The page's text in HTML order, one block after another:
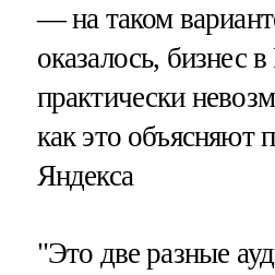
— на таком
оказалось, бизнес
практически
как это объясняют
Яндекса
"Это две разные